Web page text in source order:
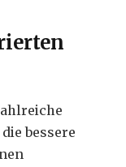
bessere